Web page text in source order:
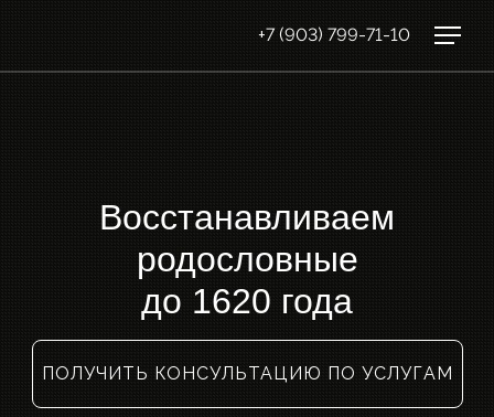
+7 (903) 799-71-10
Восстанавливаем
родословные
до 1620 года
ПОЛУЧИТЬ КОНСУЛЬТАЦИЮ ПО УСЛУГАМ